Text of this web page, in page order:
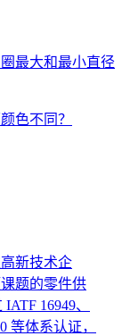
最大和最小直径
色不同？
新技术企
题的零件供
16949、
等体系认证，